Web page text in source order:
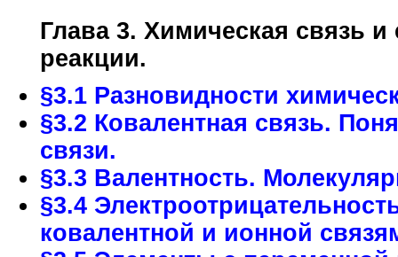
Глава 3. Химическая связь
реакции.
§3.1 Разновидности
§3.2 Ковалентная связь.
связи.
§3.3 Валентность.
§3.4
ковалентной и ионной